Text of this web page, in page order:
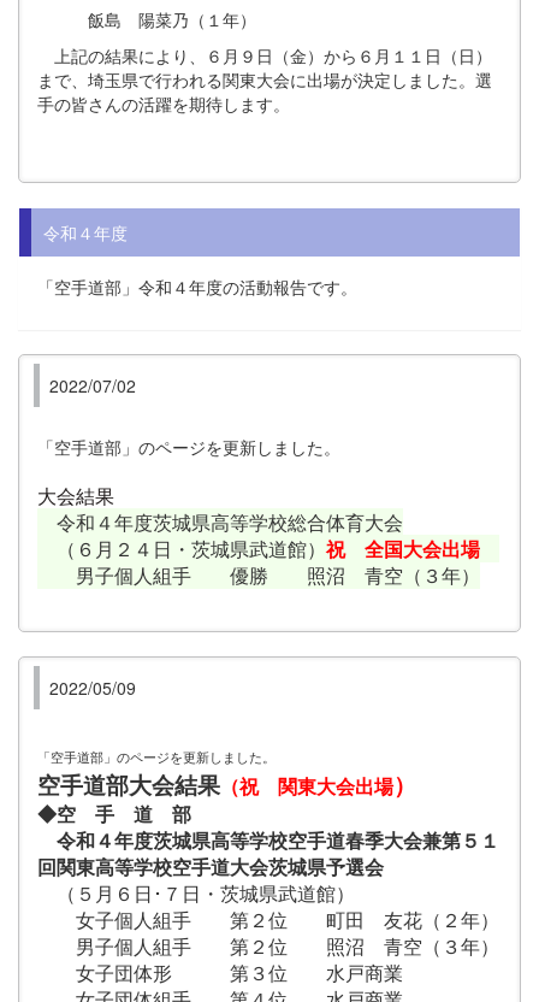
飯島 陽菜乃（１年）
上記の結果により、６月９日（金）から６月１１日（日）
まで、埼玉県で行われる関東大会に出場が決定しました。選
手の皆さんの活躍を期待します。
令和４年度
「空手道部」令和４年度の活動報告です。
2022/07/02
「空手道部」のページを更新しました。
大会結果
令和４年度茨城県高等学校総合体育大会
（６月２４日・茨城県武道館）祝 全国大会出場
男子個人組手 優勝 照沼 青空（３年）
2022/05/09
「空手道部」のページを更新しました。
空手道部大会結果 （祝 関東大会出場）
◆空 手 道 部
令和４年度茨城県高等学校空手道春季大会兼第５１
回関東高等学校空手道大会茨城県予選会
（５月６日･７日・茨城県武道館）
女子個人組手 第２位 町田 友花（２年）
男子個人組手 第２位 照沼 青空（３年）
女子団体形 第３位 水戸商業